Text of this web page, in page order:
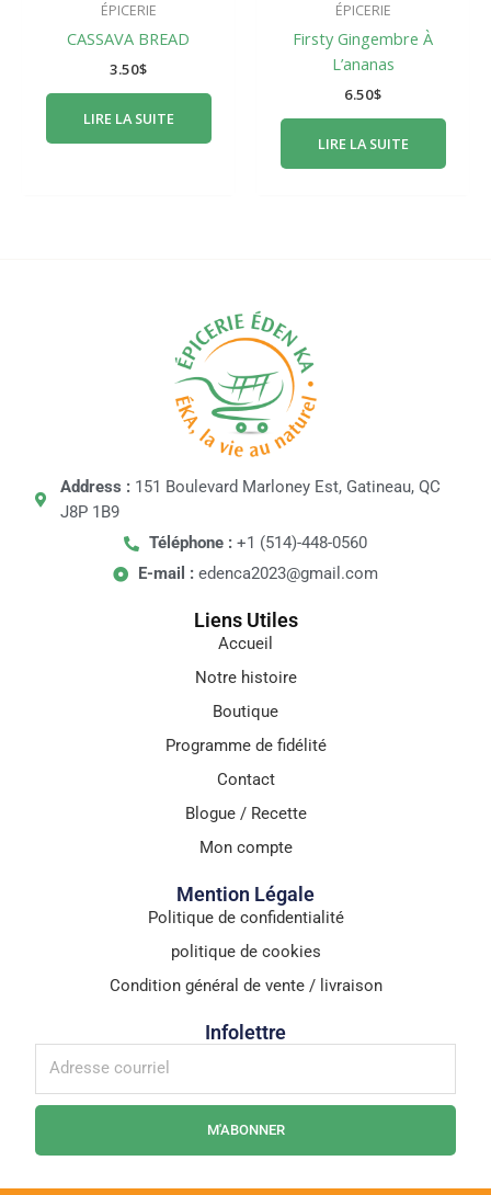
ÉPICERIE
CASSAVA BREAD
3.50$
LIRE LA SUITE
ÉPICERIE
Firsty Gingembre À
L’ananas
6.50$
LIRE LA SUITE
Address :151 Boulevard Marloney Est, Gatineau, QC
J8P 1B9
Téléphone :+1 (514)-448-0560
E-mail : edenca2023@gmail.com
Liens Utiles
Accueil
Notre histoire
Boutique
Programme de fidélité
Contact
Blogue / Recette
Mon compte
Mention Légale
Politique de confidentialité
politique de cookies
Condition général de vente / livraison
Infolettre
M'ABONNER